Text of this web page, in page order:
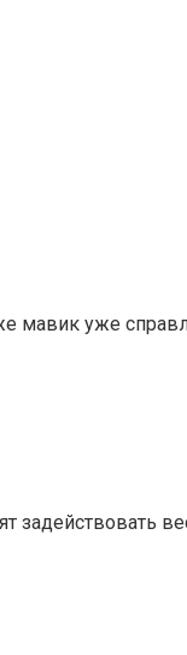
мавик уже
задействовать